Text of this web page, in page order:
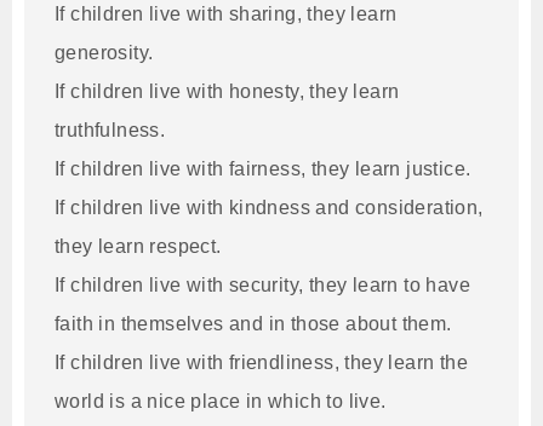
If children live with sharing, they learn
generosity.
If children live with honesty, they learn
truthfulness.
If children live with fairness, they learn justice.
If children live with kindness and consideration,
they learn respect.
If children live with security, they learn to have
faith in themselves and in those about them.
If children live with friendliness, they learn the
world is a nice place in which to live.